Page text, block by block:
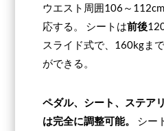
ウエスト周囲106～
応する。 シートは前後
スライド式で、160kgま
ができる。
ペダル、シート、ステア
は完全に調整可能。
シー